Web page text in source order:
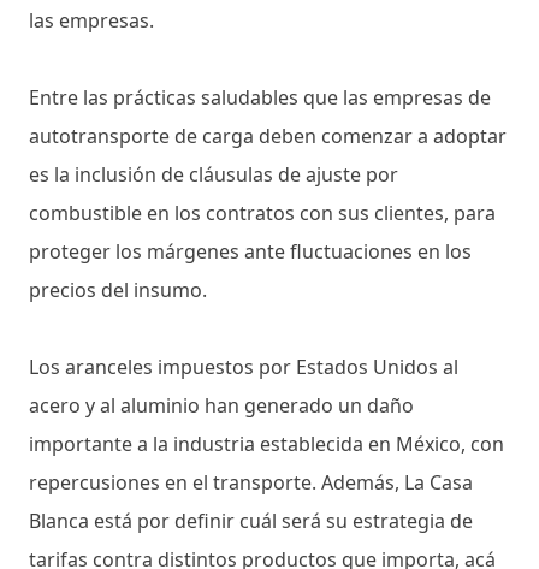
las empresas.
Entre las prácticas saludables que las empresas de
autotransporte de carga deben comenzar a adoptar
es la inclusión de cláusulas de ajuste por
combustible en los contratos con sus clientes, para
proteger los márgenes ante fluctuaciones en los
precios del insumo.
Los aranceles impuestos por Estados Unidos al
acero y al aluminio han generado un daño
importante a la industria establecida en México, con
repercusiones en el transporte. Además, La Casa
Blanca está por definir cuál será su estrategia de
tarifas contra distintos productos que importa, acá